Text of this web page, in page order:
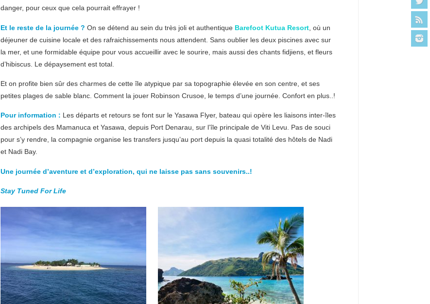
danger, pour ceux que cela pourrait effrayer !
Et le reste de la journée ? On se détend au sein du très joli et authentique Barefoot Kutua Resort , où un
déjeuner de cuisine locale et des rafraichissements nous attendent. Sans oublier les deux piscines avec sur
la mer, et une formidable équipe pour vous accueillir avec le sourire, mais aussi des chants fidjiens, et fleurs
d’hibiscus. Le dépaysement est total.
Et on profite bien sûr des charmes de cette île atypique par sa topographie élevée en son centre, et ses
petites plages de sable blanc. Comment la jouer Robinson Crusoe, le temps d’une journée. Confort en plus..!
Pour information : Les départs et retours se font sur le Yasawa Flyer, bateau qui opère les liaisons inter-îles
des archipels des Mamanuca et Yasawa, depuis Port Denarau, sur l’île principale de Viti Levu. Pas de souci
pour s’y rendre, la compagnie organise les transfers jusqu’au port depuis la quasi totalité des hôtels de Nadi
et Nadi Bay.
Une journée d’aventure et d’exploration, qui ne laisse pas sans souvenirs..!
Stay Tuned For Life